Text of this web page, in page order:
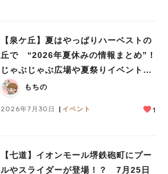
【泉ケ丘】夏はやっぱりハーベストの
丘で “2026年夏休みの情報まとめ”！
じゃぶじゃぶ広場や夏祭りイベントで
ミニ花火ショーも
もちの
2026年7月30日 イベント 1
【七道】イオンモール堺鉄砲町にプー
ルやスライダーが登場！？ 7月25日